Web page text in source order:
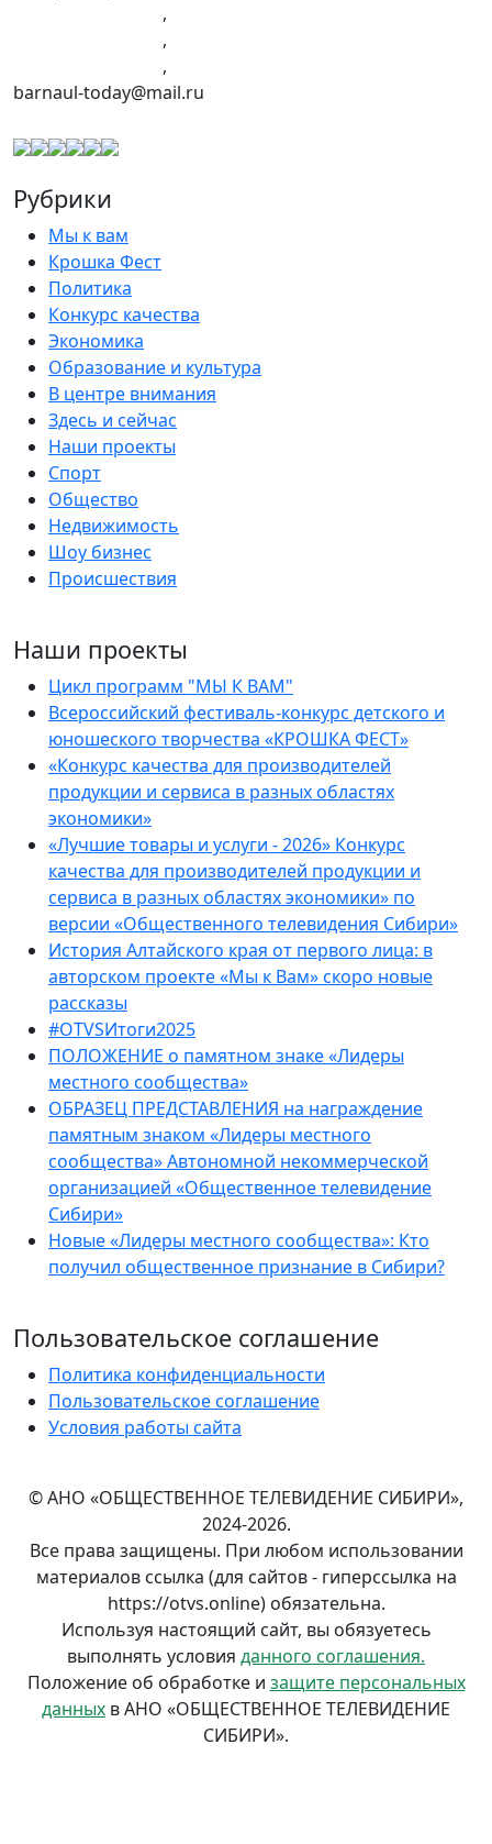
,
,
,
barnaul-today@mail.ru
Рубрики
Мы к вам
Крошка Фест
Политика
Конкурс качества
Экономика
Образование и культура
В центре внимания
Здесь и сейчас
Наши проекты
Спорт
Общество
Недвижимость
Шоу бизнес
Происшествия
Наши проекты
Цикл программ "МЫ К ВАМ"
Всероссийский фестиваль-конкурс детского и
юношеского творчества «КРОШКА ФЕСТ»
«Конкурс качества для производителей
продукции и сервиса в разных областях
экономики»
«Лучшие товары и услуги - 2026» Конкурс
качества для производителей продукции и
сервиса в разных областях экономики» по
версии «Общественного телевидения Сибири»
История Алтайского края от первого лица: в
авторском проекте «Мы к Вам» скоро новые
рассказы
#OTVSИтоги2025
ПОЛОЖЕНИЕ о памятном знаке «Лидеры
местного сообщества»
ОБРАЗЕЦ ПРЕДСТАВЛЕНИЯ на награждение
памятным знаком «Лидеры местного
сообщества» Автономной некоммерческой
организацией «Общественное телевидение
Сибири»
Новые «Лидеры местного сообщества»: Кто
получил общественное признание в Сибири?
Пользовательское соглашение
Политика конфиденциальности
Пользовательское соглашение
Условия работы сайта
© АНО «ОБЩЕСТВЕННОЕ ТЕЛЕВИДЕНИЕ СИБИРИ»,
2024-2026.
Все права защищены. При любом использовании
материалов ссылка (для сайтов - гиперссылка на
https://otvs.online) обязательна.
Используя настоящий сайт, вы обязуетесь
выполнять условия данного соглашения.
Положение об обработке и защите персональных
данных в АНО «ОБЩЕСТВЕННОЕ ТЕЛЕВИДЕНИЕ
СИБИРИ».